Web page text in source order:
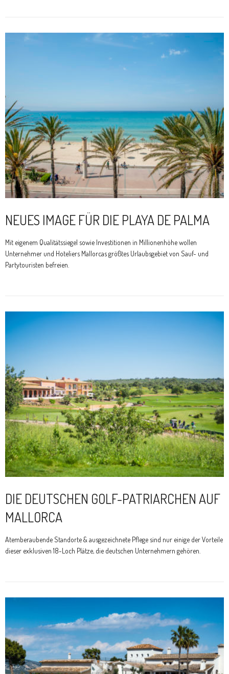
NEUES IMAGE FÜR DIE PLAYA DE PALMA
Mit eigenem Qualitätssiegel sowie Investitionen in Millionenhöhe wollen
Unternehmer und Hoteliers Mallorcas größtes Urlaubsgebiet von Sauf- und
Partytouristen befreien.
DIE DEUTSCHEN GOLF-PATRIARCHEN AUF
MALLORCA
Atemberaubende Standorte & ausgezeichnete Pflege sind nur einige der Vorteile
dieser exklusiven 18-Loch Plätze, die deutschen Unternehmern gehören.